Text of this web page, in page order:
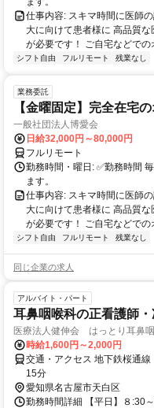
仕事内容: スキマ時間に医師
大に向けて患者様に 高品質
が必要です！ ご自宅などでの
シフト自由 フルリモート 残業なし
業務委託
【金曜固定】完全在宅
一般社団法人博愛会
日給32,000円～80,000円
フルリモート
勤務時間・曜日: ✅勤務時間
ます。
仕事内容: スキマ時間に医師
大に向けて患者様に 高品質
が必要です！ ご自宅などでの
シフト自由 フルリモート 残業なし
同じ企業の求人
アルバイト・パート
耳鼻咽喉科の正看護師
医療法人健伸会 はっとり耳鼻
時給1,600円～2,000円
交通・アクセス 地下鉄桜通
15分
愛知県名古屋市天白区
勤務時間詳細 【平日】８:30